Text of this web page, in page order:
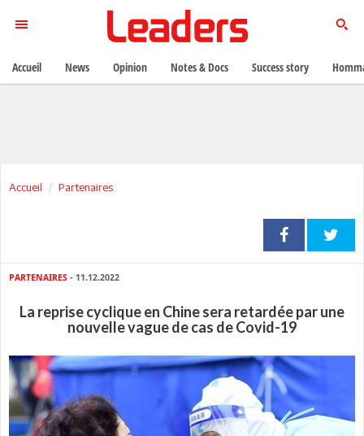
Accueil Partenaires
PARTENAIRES - 11.12.2022
La reprise cyclique en Chine sera retardée par une
nouvelle vague de cas de Covid-19
Accueil News Opinion Notes & Docs Success story